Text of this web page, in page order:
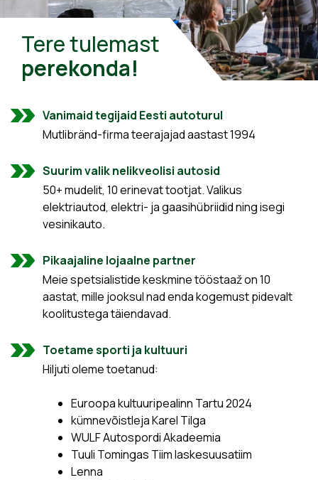
Tere tulemast
perekonda!
Vanimaid tegijaid Eesti autoturul
Mutlibränd-firma teerajajad aastast 1994
Suurim valik nelikveolisi autosid
50+ mudelit, 10 erinevat tootjat. Valikus
elektriautod, elektri- ja gaasihübriidid ning isegi
vesinikauto.
Pikaajaline lojaalne partner
Meie spetsialistide keskmine tööstaaž on 10
aastat, mille jooksul nad enda kogemust pidevalt
koolitustega täiendavad.
Toetame sporti ja kultuuri
Hiljuti oleme toetanud:
Euroopa kultuuripealinn Tartu 2024
kümnevõistleja Karel Tilga
WULF Autospordi Akadeemia
Tuuli Tomingas Tiim laskesuusatiim
Lenna